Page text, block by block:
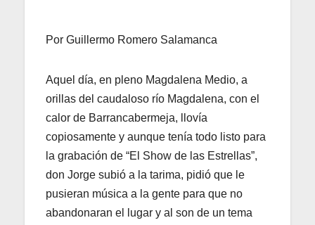
Por Guillermo Romero Salamanca
Aquel día, en pleno Magdalena Medio, a
orillas del caudaloso río Magdalena, con el
calor de Barrancabermeja, llovía
copiosamente y aunque tenía todo listo para
la grabación de “El Show de las Estrellas”,
don Jorge subió a la tarima, pidió que le
pusieran música a la gente para que no
abandonaran el lugar y al son de un tema